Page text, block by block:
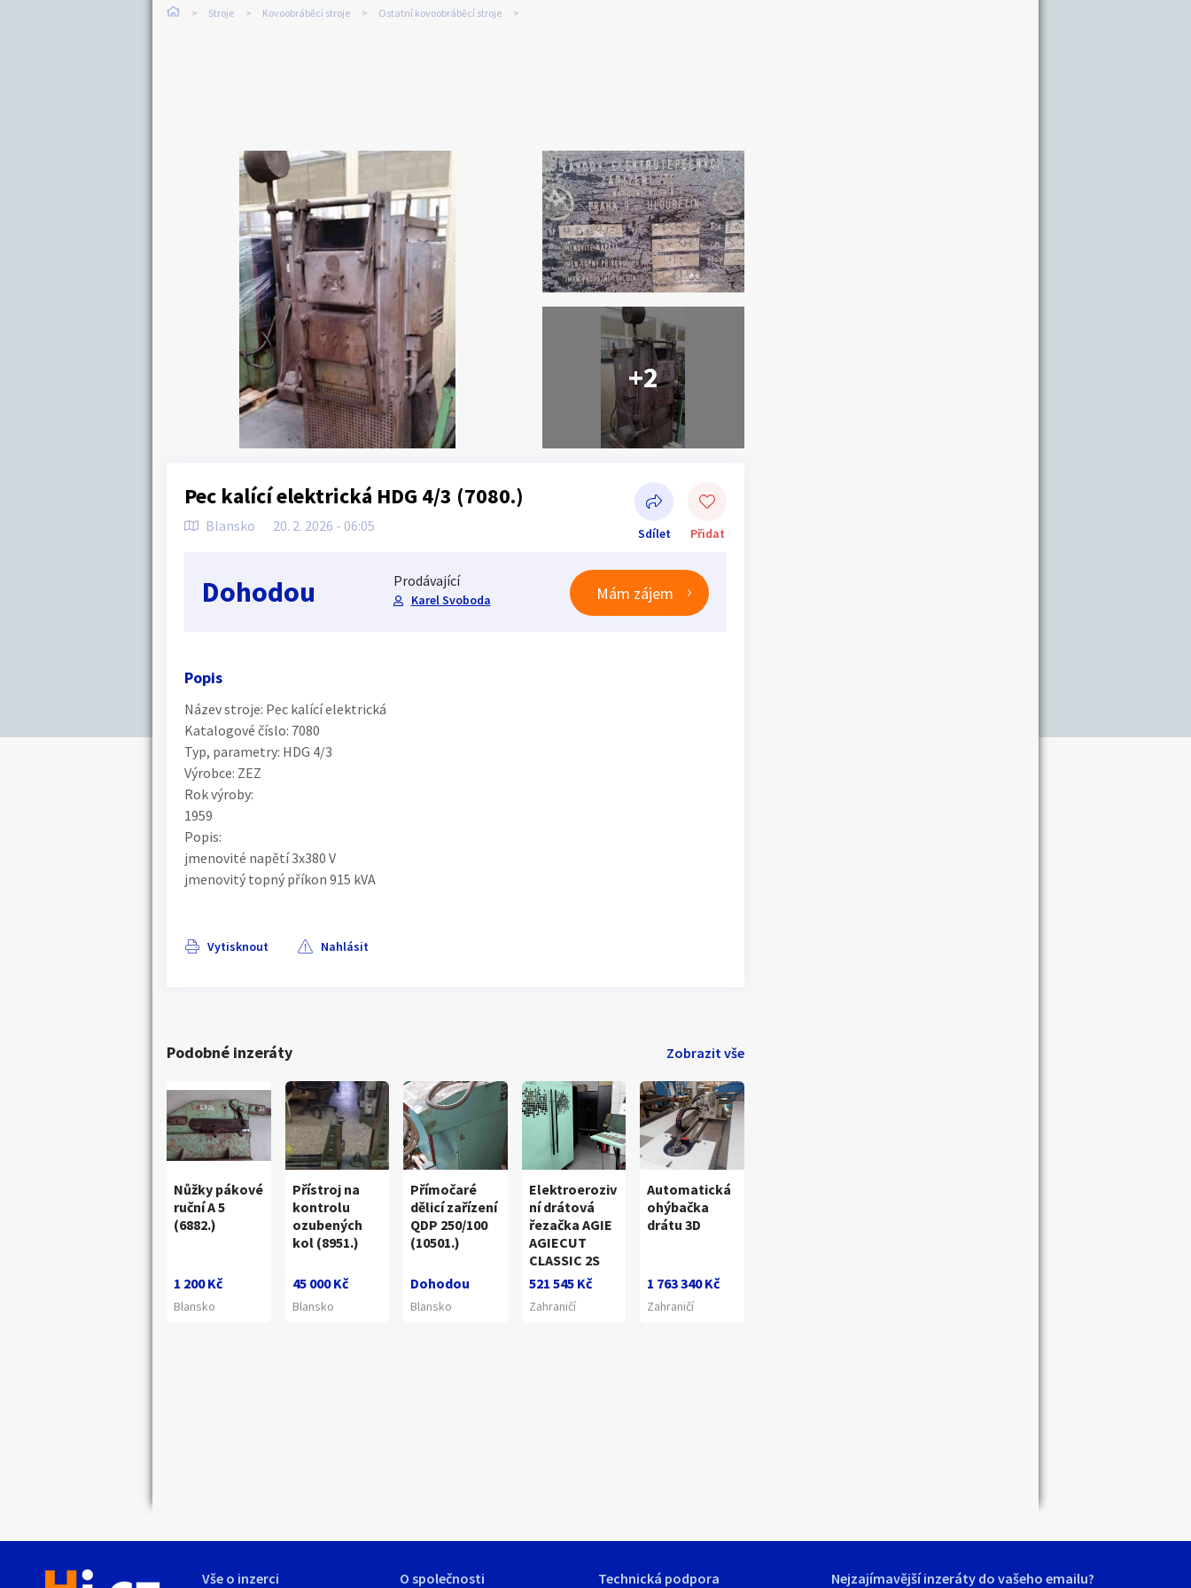
Stroje Kovoobráběcí stroje Ostatní kovoobráběcí stroje
+2
Náhledy 1 / 5
Pec kalící elektrická HDG 4/3 (7080.)
Blansko 20. 2. 2026 - 06:05 Sdílet Přidat
Sdílet na Facebooku
Dohodou Prodávající
Karel Svoboda Mám zájem
Popis
Název stroje: Pec kalící elektrická
Katalogové číslo: 7080
Typ, parametry: HDG 4/3
Výrobce: ZEZ
Rok výroby:
1959
Popis:
jmenovité napětí 3x380 V
jmenovitý topný příkon 915 kVA
Vytisknout Nahlásit
Podobné inzeráty Zobrazit vše
Nůžky pákové
ruční A 5
(6882.)
1 200 Kč
Blansko
Přístroj na
kontrolu
ozubených
kol (8951.)
45 000 Kč
Blansko
Přímočaré
dělicí zařízení
QDP 250/100
(10501.)
Dohodou
Blansko
Elektroeroziv
ní drátová
řezačka AGIE
AGIECUT
CLASSIC 2S
521 545 Kč
Zahraničí
Automatická
ohýbačka
drátu 3D
1 763 340 Kč
Zahraničí
Vše o inzerci O společnosti Technická podpora Nejzajímavější inzeráty do vašeho emailu?